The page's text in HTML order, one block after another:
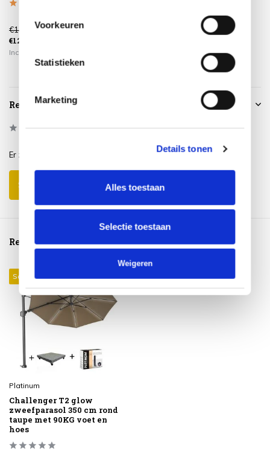
Voorkeuren
Statistieken
Marketing
Details tonen
Alles toestaan
Selectie toestaan
Weigeren
€149,00
€129,00
Incl. btw Incl. btw
Reviews
0/5 Based on 0 reviews
Er zijn nog geen reviews geschreven over dit product..
Schrijf je eigen review
Reeds bekeken
Sale 13%
Platinum
Challenger T2 glow
zweefparasol 350 cm rond
taupe met 90KG voet en
hoes